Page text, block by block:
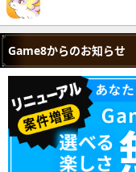
Game8からのお知らせ